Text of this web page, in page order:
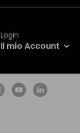
Login
Il mio Account